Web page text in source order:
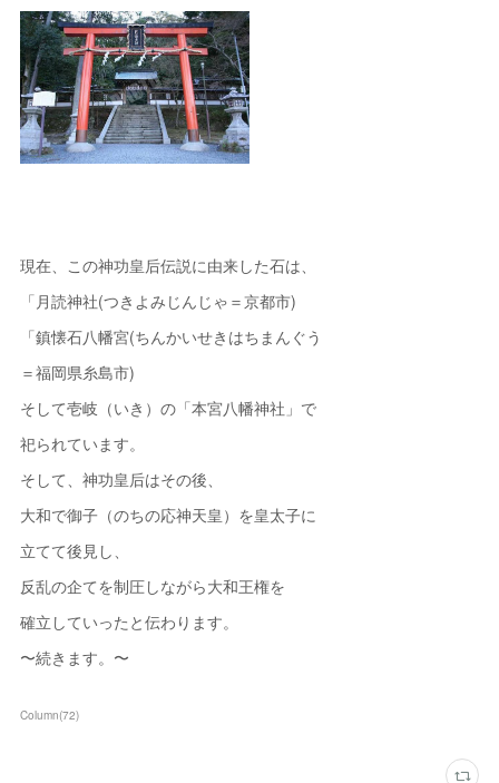
現在、この神功皇后伝説に由来した石は、
「月読神社(つきよみじんじゃ＝京都市)
「鎮懐石八幡宮(ちんかいせきはちまんぐう
＝福岡県糸島市)
そして壱岐（いき）の「本宮八幡神社」で
祀られています。
そして、神功皇后はその後、
大和で御子（のちの応神天皇）を皇太子に
立てて後見し、
反乱の企てを制圧しながら大和王権を
確立していったと伝わります。
〜続きます。〜
Column(72)